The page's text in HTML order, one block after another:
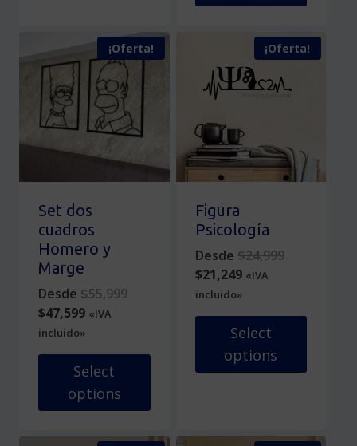
múltiples
variantes.
Las
opciones
se
pueden
en
la
página
de
producto
múltiples
variantes.
opciones
se
pueden
elegir
en
la
de
producto
¡Oferta!
Set dos
cuadros
Homero y
Marge
Desde $55,999Original
$55,999.
$47,599Current
price
is:
$47,599.
«IVA
incluido»
Select
options
¡Oferta!
Figura
Psicología
Desde $24,999Original
$24,999.
$21,249Current
price
is:
$21,249.
«IVA
incluido»
Select
options
múltiples